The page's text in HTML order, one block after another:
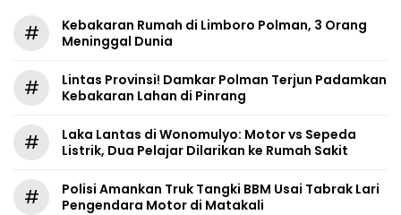
#
Kebakaran Rumah di Limboro Polman, 3 Orang
Meninggal Dunia
#
Lintas Provinsi! Damkar Polman Terjun Padamkan
Kebakaran Lahan di Pinrang
#
Laka Lantas di Wonomulyo: Motor vs Sepeda
Listrik, Dua Pelajar Dilarikan ke Rumah Sakit
#
Polisi Amankan Truk Tangki BBM Usai Tabrak Lari
Pengendara Motor di Matakali